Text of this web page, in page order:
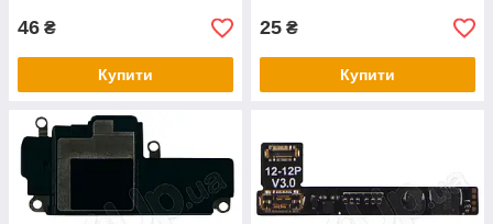
46 ₴
Купити
25 ₴
Купити